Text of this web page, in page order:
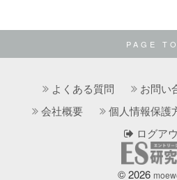
PAGE
よくある質問 お問い
会社概要
個人情報保護
ログア
© 2026